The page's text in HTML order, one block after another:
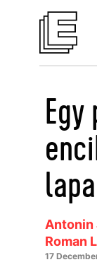
Antonin
Roman
17